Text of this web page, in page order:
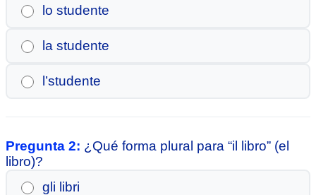
lo studente
la studente
l’studente
Pregunta 2: ¿Qué forma plural para “il libro” (el
libro)?
gli libri